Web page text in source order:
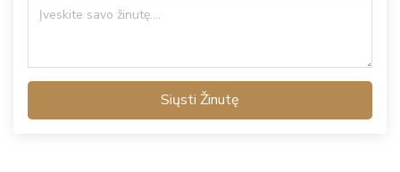
Siųsti Žinutę